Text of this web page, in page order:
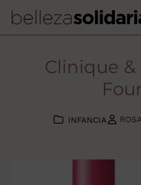
Clinique
INFANCIA